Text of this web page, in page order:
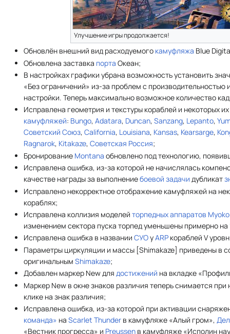
Улучшение игры продолжается!
Обновлён внешний вид расходуемого камуфляжа Blue
Обновлена заставка порта Океан;
В настройках графики убрана возможность установить
«Без ограничений» из-за проблем с производительностью
настройки. Теперь максимально возможное количество
Исправлена геометрия и текстуры кораблей и некоторых
камуфляжей: Bungo,Adatara, Duncan,Sanzang, Lepanto,
Советский Союз,California, Louisiana, Kansas, Kearsarge,
Ragnarok, Kitakaze,Советская Россия;
Бронирование Montana обновлено под технологию,
Исправлена ошибка, из-за которой не начислялась
качестве награды за выполнениебоевой задачи дубликат
Исправлено некорректное отображение камуфляжей на
кораблях;
Исправлена коллизия моделейторпедных аппаратов Myoko
изменением сектора пуска торпед уменьшены примерно на
Исправлена ошибка в названииСУОуARP кораблей V
Параметры циркуляции и массы [Shimakaze] приведены в
оригинальнымShimakaze;
Добавлен маркер New длядостижений на вкладке
Маркер New в окне знаков различия теперь снимается при
клике на знак различия;
Исправлена ошибка, из-за которой при активации
команда» наScarlet Thunder в камуфляже «Алый гром»,
«Вестник прогресса» и Preussen в камуфляже «Исполин